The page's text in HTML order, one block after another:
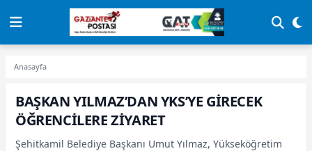
Anasayfa
BAŞKAN YILMAZ’DAN YKS’YE GİRECEK
ÖĞRENCİLERE ZİYARET
Şehitkamil Belediye Başkanı Umut Yılmaz, Yükseköğretim